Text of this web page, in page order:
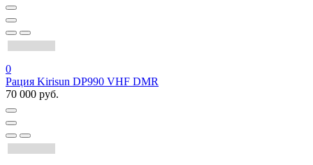
0
Рация Kirisun DP990 VHF DMR
70 000 руб.